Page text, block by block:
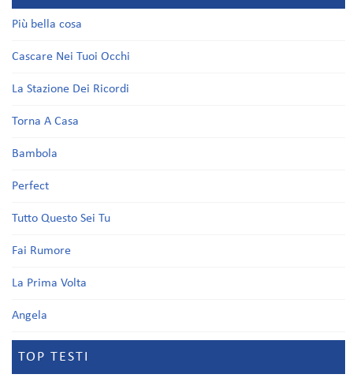
Più bella cosa
Cascare Nei Tuoi Occhi
La Stazione Dei Ricordi
Torna A Casa
Bambola
Perfect
Tutto Questo Sei Tu
Fai Rumore
La Prima Volta
Angela
TOP TESTI